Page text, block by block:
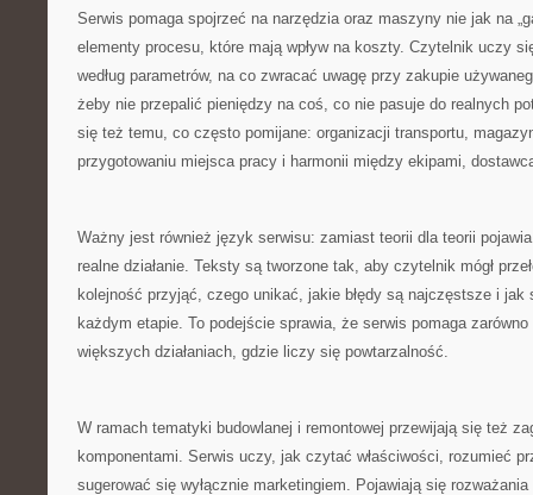
Serwis pomaga spojrzeć na narzędzia oraz maszyny nie jak na
elementy procesu, które mają wpływ na koszty. Czytelnik uczy
według parametrów, na co zwracać uwagę przy zakupie
żeby nie przepalić pieniędzy na coś, co nie pasuje do realnych
się też temu, co często pomijane: organizacji transportu,
przygotowaniu miejsca pracy i harmonii między ekipami,
Ważny jest również język serwisu: zamiast teorii dla teorii
realne działanie. Teksty są tworzone tak, aby czytelnik mógł
kolejność przyjąć, czego unikać, jakie błędy są najczęstsze i jak
każdym etapie. To podejście sprawia, że serwis pomaga
większych działaniach, gdzie liczy się powtarzalność.
W ramach tematyki budowlanej i remontowej przewijają się też
komponentami. Serwis uczy, jak czytać właściwości, rozumieć
sugerować się wyłącznie marketingiem. Pojawiają się